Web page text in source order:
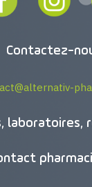
Contactez-
laboratoires,